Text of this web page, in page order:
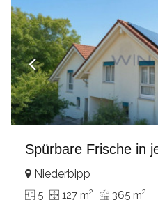
Spürbare Frische in
Niederbipp
5 127 m2 365 m2